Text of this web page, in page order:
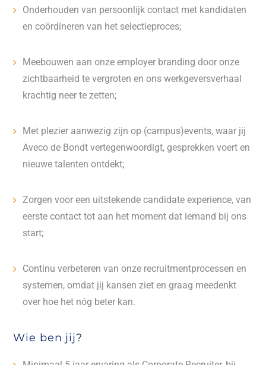
Onderhouden van persoonlijk contact met kandidaten
en coördineren van het selectieproces;
Meebouwen aan onze employer branding door onze
zichtbaarheid te vergroten en ons werkgeversverhaal
krachtig neer te zetten;
Met plezier aanwezig zijn op (campus)events, waar jij
Aveco de Bondt vertegenwoordigt, gesprekken voert en
nieuwe talenten ontdekt;
Zorgen voor een uitstekende candidate experience, van
eerste contact tot aan het moment dat iemand bij ons
start;
Continu verbeteren van onze recruitmentprocessen en
systemen, omdat jij kansen ziet en graag meedenkt
over hoe het nóg beter kan.
Wie ben jij?